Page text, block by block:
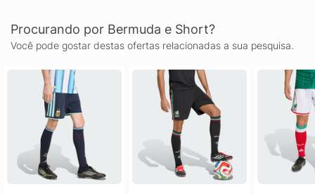
Procurando por Bermuda e Short?
Você pode gostar destas ofertas relacionadas a sua pesquisa.